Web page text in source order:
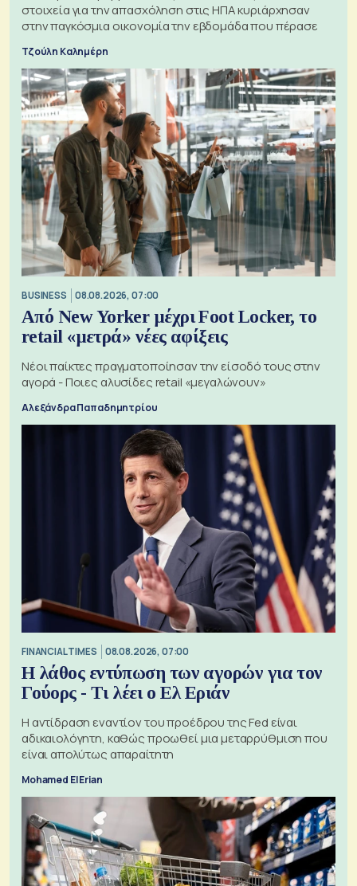
στοιχεία για την απασχόληση στις ΗΠΑ κυριάρχησαν
στην παγκόσμια οικονομία την εβδομάδα που πέρασε
Τζούλη Καλημέρη
BUSINESS 08.08.2026, 07:00
Από New Yorker μέχρι Foot Locker, το
retail «μετρά» νέες αφίξεις
Νέοι παίκτες πραγματοποίησαν την είσοδό τους στην
αγορά - Ποιες αλυσίδες retail «μεγαλώνουν»
Αλεξάνδρα Παπαδημητρίου
FINANCIAL TIMES 08.08.2026, 07:00
Η λάθος εντύπωση των αγορών για τον
Γούορς - Τι λέει ο Ελ Εριάν
Η αντίδραση εναντίον του προέδρου της Fed είναι
αδικαιολόγητη, καθώς προωθεί μια μεταρρύθμιση που
είναι απολύτως απαραίτητη
Mohamed El Erian